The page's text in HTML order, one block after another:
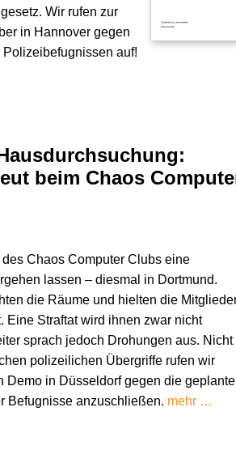
Wir rufen zur
in Hannover gegen
auf!
beim Chaos
Chaos Computer Clubs eine
lassen – diesmal in Dortmund.
die Räume und hielten die
Eine Straftat wird ihnen zwar nicht
sprach jedoch Drohungen aus. Nicht
polizeilichen Übergriffe rufen wir
Demo in Düsseldorf gegen die
Befugnisse anzuschließen. mehr …